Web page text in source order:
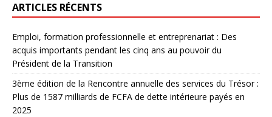
ARTICLES RÉCENTS
Emploi, formation professionnelle et entreprenariat : Des
acquis importants pendant les cinq ans au pouvoir du
Président de la Transition
3ème édition de la Rencontre annuelle des services du Trésor :
Plus de 1587 milliards de FCFA de dette intérieure payés en
2025